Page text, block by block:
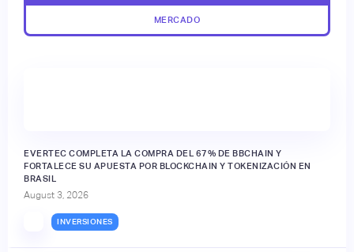
MERCADO
EVERTEC COMPLETA LA COMPRA DEL 67% DE BBCHAIN Y
FORTALECE SU APUESTA POR BLOCKCHAIN Y TOKENIZACIÓN EN
BRASIL
August 3, 2026
INVERSIONES